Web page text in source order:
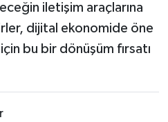
iletişim araçlarına
dijital ekonomide öne
bu bir dönüşüm fırsatı